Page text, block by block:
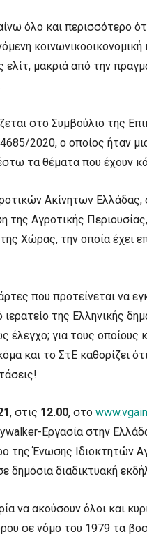
όλο και περισσότερο
ελίτ, μακριά από την
στο Συμβούλιο της
2020, ο οποίος ήταν
τα θέματα που έχουν
Ακίνητων Ελλάδας,
της Αγροτικής
Χώρας, την οποία έχει
που προτείνεται να
της Ελληνικής
έλεγχο; για τους οποίους
και το ΣτΕ καθορίζει
, στις 12.00, στο
Εργασία στην
της Ένωσης Ιδιοκτητών
δημόσια διαδικτυακή
να ακούσουν όλοι και
σε νόμο του 1979 τα